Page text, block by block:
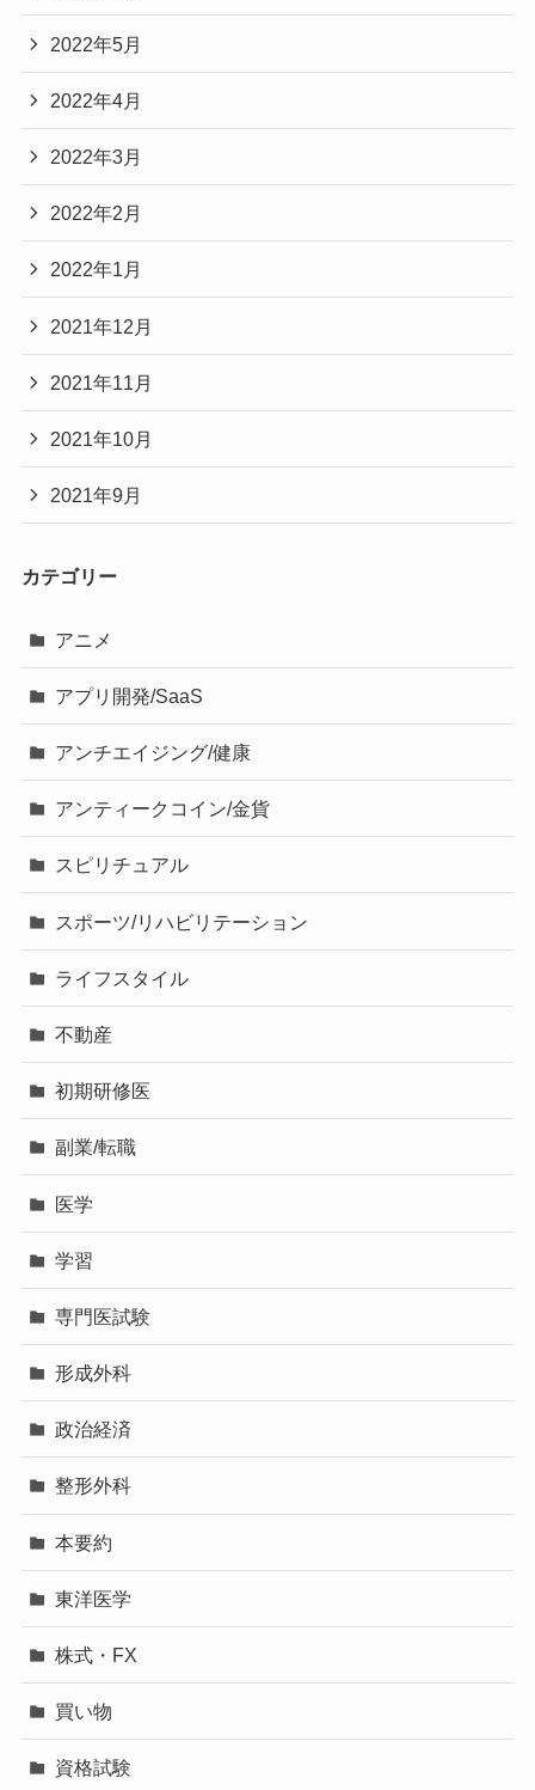
2022年5月
2022年4月
2022年3月
2022年2月
2022年1月
2021年12月
2021年11月
2021年10月
2021年9月
カテゴリー
アニメ
アプリ開発/SaaS
アンチエイジング/健康
アンティークコイン/金貨
スピリチュアル
スポーツ/リハビリテーション
ライフスタイル
不動産
初期研修医
副業/転職
医学
学習
専門医試験
形成外科
政治経済
整形外科
本要約
東洋医学
株式・FX
買い物
資格試験